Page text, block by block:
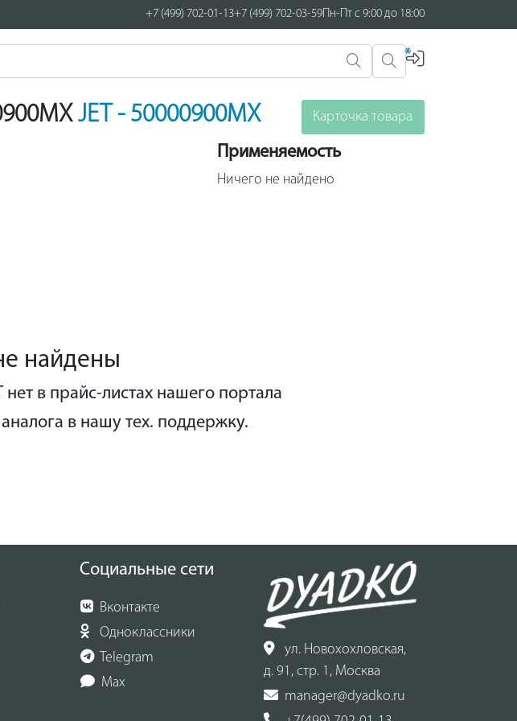
+7 (499) 702-01-13+7 (499) 702-03-59Пн-Пт с 9:00 до 18:00
*
JET - 50000900MX Карточка товара
Применяемость
Ничего не найдено
найдены
в прайс-листах нашего портала
в нашу тех. поддержку.
Социальные сети
Вконтакте
Одноклассники
Telegram
Max
ул. Новохохловская,
д. 91, стр. 1, Москва
manager@dyadko.ru